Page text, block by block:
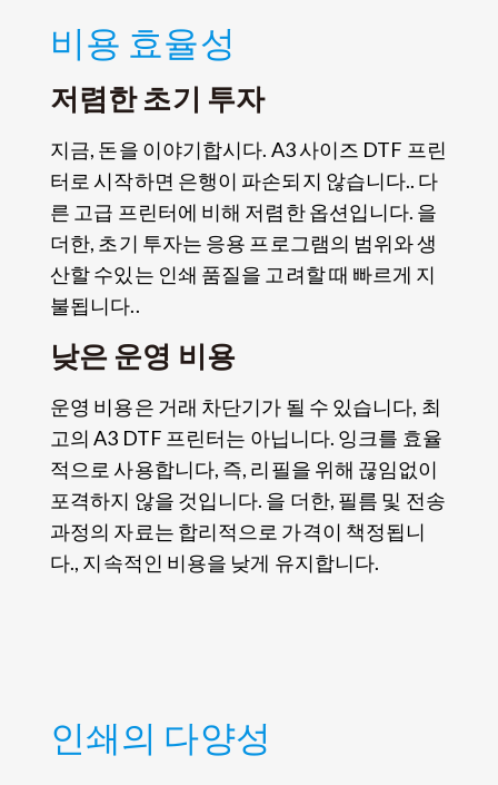
비용 효율성
저렴한 초기 투자
지금, 돈을 이야기합시다. A3 사이즈 DTF 프린
터로 시작하면 은행이 파손되지 않습니다.. 다
른 고급 프린터에 비해 저렴한 옵션입니다. 을
더한, 초기 투자는 응용 프로그램의 범위와 생
산할 수있는 인쇄 품질을 고려할 때 빠르게 지
불됩니다..
낮은 운영 비용
운영 비용은 거래 차단기가 될 수 있습니다, 최
고의 A3 DTF 프린터는 아닙니다. 잉크를 효율
적으로 사용합니다, 즉, 리필을 위해 끊임없이
포격하지 않을 것입니다. 을 더한, 필름 및 전송
과정의 자료는 합리적으로 가격이 책정됩니
다., 지속적인 비용을 낮게 유지합니다.
인쇄의 다양성